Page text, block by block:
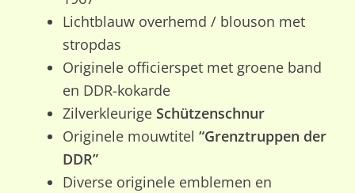
Lichtblauw overhemd / blouson met
stropdas
Originele officierspet met groene band
en DDR-kokarde
ZilverkleurigeSchützenschnur
Originele mouwtitel“Grenztruppen der
DDR”
Diverse originele emblemen en